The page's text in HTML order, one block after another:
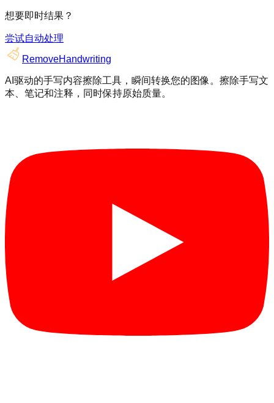
想要即时结果？
尝试自动处理
RemoveHandwriting
AI驱动的手写内容擦除工具，瞬间转换您的图像。擦除手写文
本、笔记和注释，同时保持原始质量。